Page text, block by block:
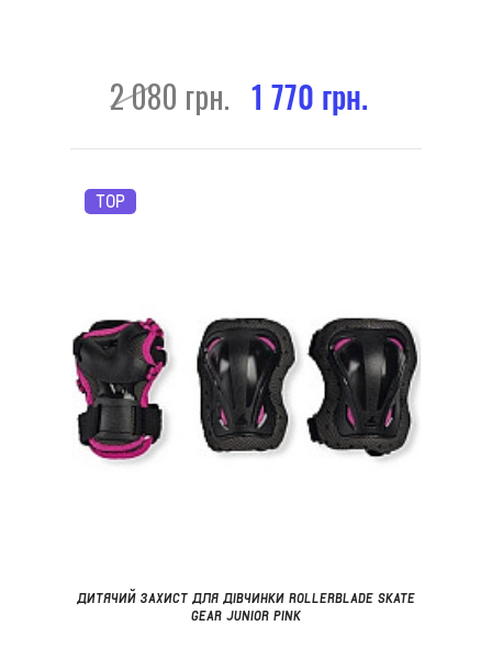
2 080 грн. 1 770 грн.
TOP
ДИТЯЧИЙ ЗАХИСТ ДЛЯ ДІВЧИНКИ ROLLERBLADE SKATE
GEAR JUNIOR PINK